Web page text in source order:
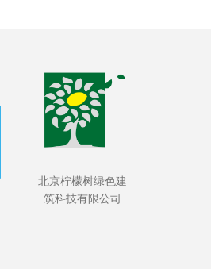
北京柠檬树绿色建
筑科技有限公司